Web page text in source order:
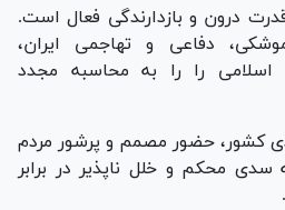
درون و بازدارندگی فعال است.
دفاعی و تهاجمی ایران،
را را به محاسبه مجدد
کشور، حضور مصمم و پرشور مردم
محکم و خلل ناپذیر در برابر